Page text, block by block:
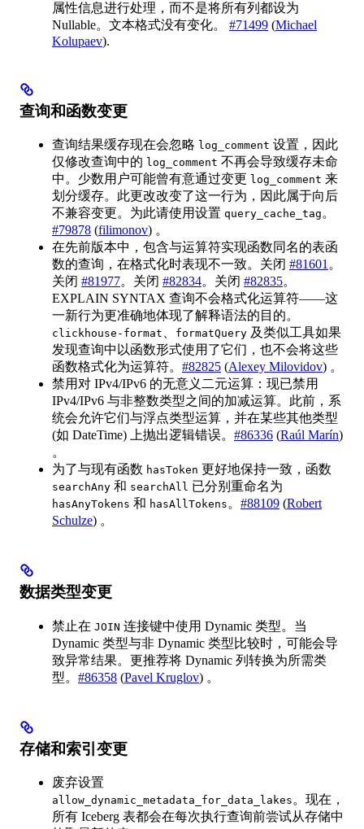
属性信息进行处理，而不是将所有列都设为
Nullable。文本格式没有变化。 #71499 (Michael
Kolupaev).
查询和函数变更
查询结果缓存现在会忽略 log_comment 设置，因此
仅修改查询中的 log_comment 不再会导致缓存未命
中。少数用户可能曾有意通过变更 log_comment 来
划分缓存。此更改改变了这一行为，因此属于向后
不兼容变更。为此请使用设置 query_cache_tag。
#79878 (filimonov) 。
在先前版本中，包含与运算符实现函数同名的表函
数的查询，在格式化时表现不一致。关闭 #81601。
关闭 #81977。关闭 #82834。关闭 #82835。
EXPLAIN SYNTAX 查询不会格式化运算符——这
一新行为更准确地体现了解释语法的目的。
clickhouse-format 、 formatQuery 及类似工具如果
发现查询中以函数形式使用了它们，也不会将这些
函数格式化为运算符。 #82825 (Alexey Milovidov) 。
禁用对 IPv4/IPv6 的无意义二元运算：现已禁用
IPv4/IPv6 与非整数类型之间的加减运算。此前，系
统会允许它们与浮点类型运算，并在某些其他类型
(如 DateTime) 上抛出逻辑错误。 #86336 (Raúl Marín)
。
为了与现有函数 hasToken 更好地保持一致，函数
searchAny 和 searchAll 已分别重命名为
hasAnyTokens 和 hasAllTokens。 #88109 (Robert
Schulze) 。
数据类型变更
禁止在 JOIN 连接键中使用 Dynamic 类型。当
Dynamic 类型与非 Dynamic 类型比较时，可能会导
致异常结果。更推荐将 Dynamic 列转换为所需类
型。 #86358 (Pavel Kruglov) 。
存储和索引变更
废弃设置
allow_dynamic_metadata_for_data_lakes 。现在，
所有 Iceberg 表都会在每次执行查询前尝试从存储中